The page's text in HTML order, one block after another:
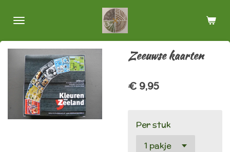
direct
de
hoofdinhoud
Zeeuwse kaarten
€ 9,95
Per stuk